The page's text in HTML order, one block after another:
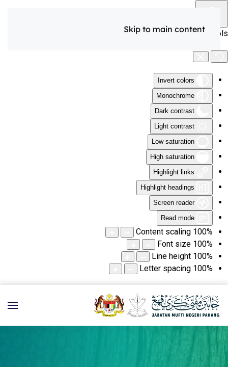
Accessibility Tools
Invert colors
Monochrome
Dark contrast
Light contrast
Low saturation
High saturation
Highlight links
Highlight headings
Screen reader
Read mode
Content scaling 100%
Font size 100%
Line height 100%
Letter spacing 100%
Skip to main content